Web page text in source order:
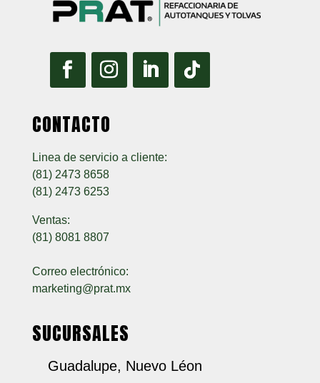
CONTACTO
Linea de servicio a cliente:
(81) 2473 8658
(81) 2473 6253
Ventas:
(81) 8081 8807
Correo electrónico:
marketing@prat.mx
SUCURSALES
Guadalupe, Nuevo Léon